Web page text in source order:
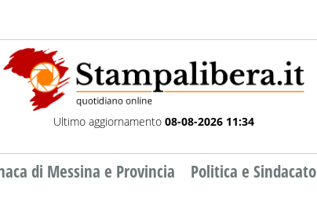
Ultimo aggiornamento 08-08-2026 11:34
di Messina e Provincia Politica e Sindacato